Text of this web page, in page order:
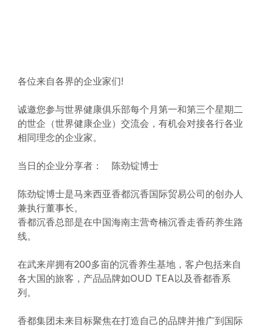
各位来自各界的企业家们!
诚邀您参与世界健康俱乐部每个月第一和第三个星期二
的世企（世界健康企业）交流会，有机会对接各行各业
相同理念的企业家。
当日的企业分享者： 陈劲锭博士
陈劲锭博士是马来西亚香都沉香国际贸易公司的创办人
兼执行董事长。
香都沉香总部是在中国海南主营奇楠沉香走香药养生路
线。
在武来岸拥有200多亩的沉香养生基地，客户包括来自
各大国的旅客，产品品牌如OUD TEA以及香都香系
列。
香都集团未来目标聚焦在打造自己的品牌并推广到国际